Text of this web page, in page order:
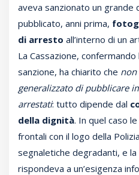
aveva sanzionato un grande
pubblicato, anni prima,
di arresto all’interno di un
La Cassazione, confermando
sanzione, ha chiarito che non
generalizzato di pubblicare
arrestati: tutto dipende dal
della dignità. In quel caso
frontali con il logo della
segnaletiche degradanti, e
rispondeva a un’esigenza